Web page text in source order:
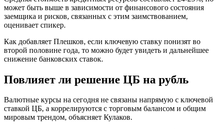
может быть выше в зависимости от финансового состояния
заемщика и рисков, связанных с этим заимствованием,
оценивает спикер.
Как добавляет Плешков, если ключевую ставку понизят во
второй половине года, то можно будет увидеть и дальнейшее
снижение банковских ставок.
Повлияет ли решение ЦБ на рубль
Валютные курсы на сегодня не связаны напрямую с ключевой
ставкой ЦБ, а коррелируются с торговым балансом и общим
мировым трендом, объясняет Кулаков.